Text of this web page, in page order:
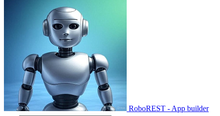
RoboREST - App builder